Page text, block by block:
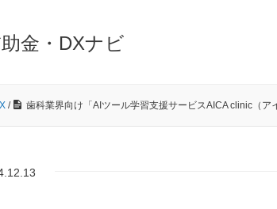
金・DXナビ
/ 歯科業界向け「AIツール学習支援サービスAICA clinic（